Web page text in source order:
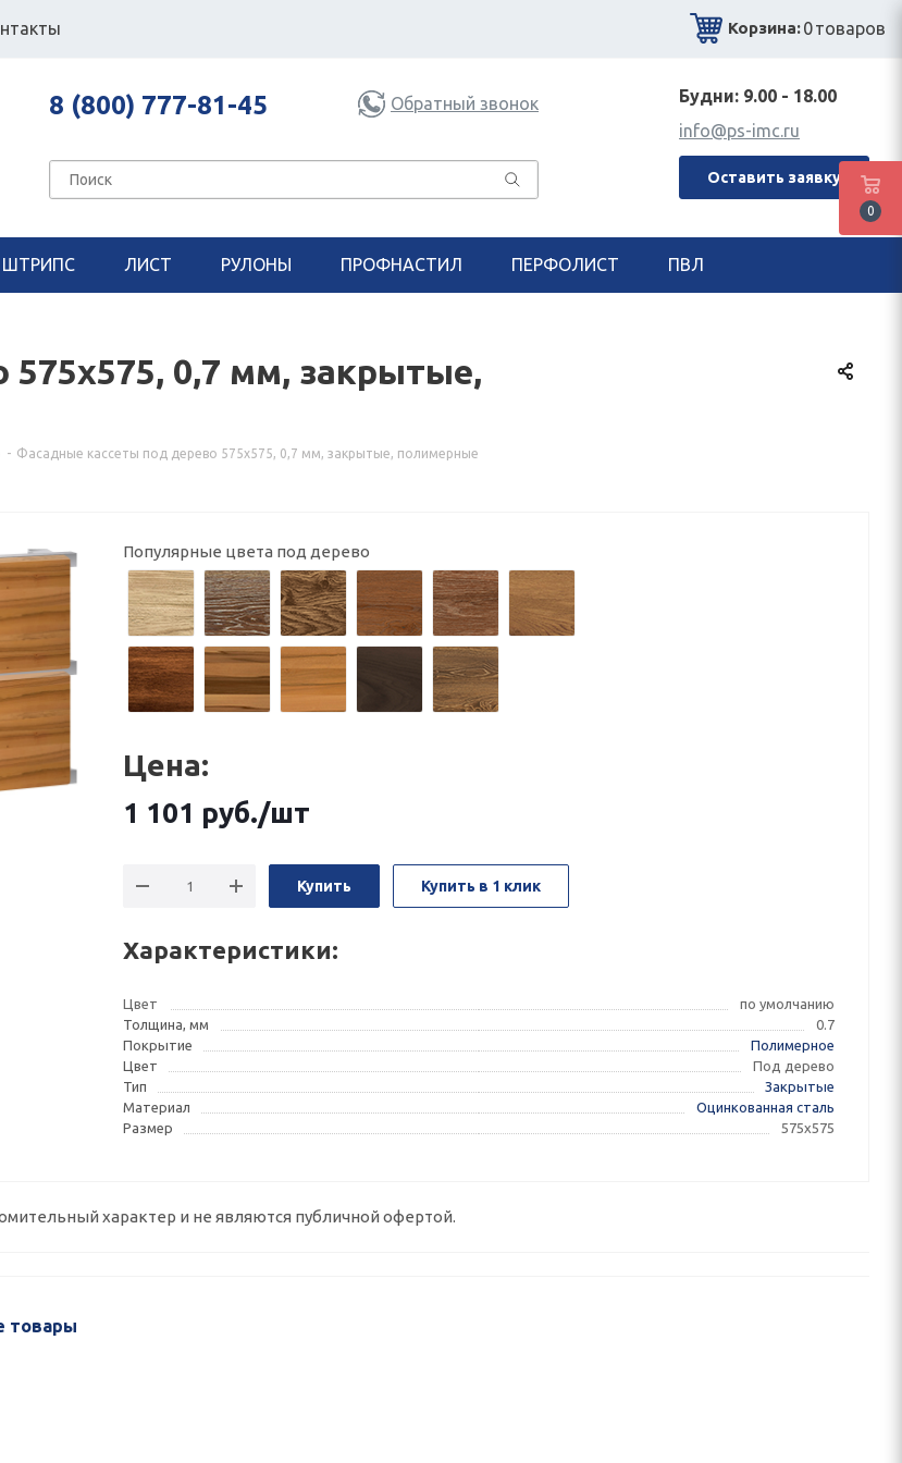
Корзина:0товаров
8 (800) 777-81-45 Обратный звонок
Будни: 9.00 - 18.00
info@ps-imc.ru
Оставить заявку
ШТРИПС ЛИСТ РУЛОНЫ ПРОФНАСТИЛ ПЕРФОЛИСТ ПВЛ
0,7 мм, закрытые,
- Фасадные кассеты под дерево 575х575, 0,7 мм, закрытые, полимерные
Популярные цвета под дерево
Цена:
1 101 руб./шт
Купить Купить в 1 клик
Характеристики:
Цвет
по умолчанию
Толщина, мм
0.7
Покрытие
Полимерное
Цвет
Под дерево
Тип
Закрытые
Материал
Оцинкованная сталь
Размер
575х575
характер и не являются публичной офертой.
товары
0